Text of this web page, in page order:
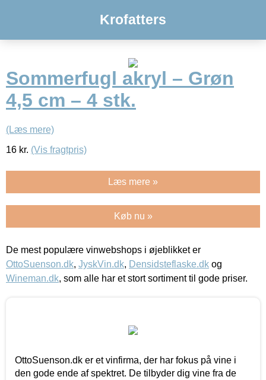
Krofatters
Sommerfugl akryl – Grøn
4,5 cm – 4 stk.
(Læs mere)
16 kr. (Vis fragtpris)
Læs mere »
Køb nu »
De mest populære vinwebshops i øjeblikket er
OttoSuenson.dk, JyskVin.dk, Densidsteflaske.dk og
Wineman.dk, som alle har et stort sortiment til gode priser.
OttoSuenson.dk er et vinfirma, der har fokus på vine i
den gode ende af spektret. De tilbyder dig vine fra de